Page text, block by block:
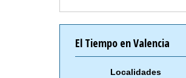
El Tiempo en Valencia
Localidades